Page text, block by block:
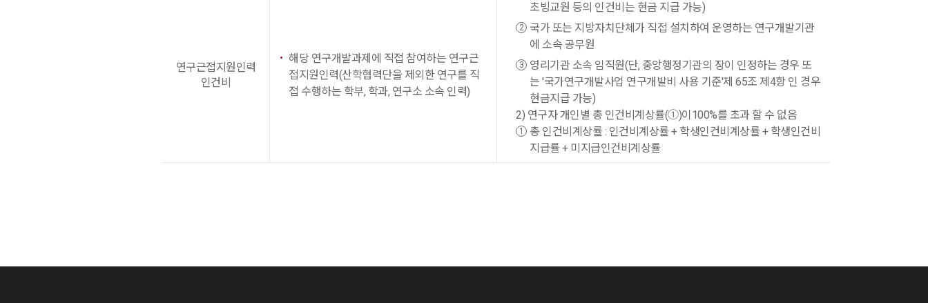
초빙교원 등의 인건비는 현금 지급 가능)
국가 또는 지방자치단체가 직접 설치하여 운영하는 연구개발기관
에 소속 공무원
영리기관 소속 임직원(단, 중앙행정기관의 장이 인정하는 경우 또
는 '국가연구개발사업 연구개발비 사용 기준'제 65조 제4항 인 경우
현금지급 가능)
2) 연구자 개인별 총 인건비계상률(①)이100%를 초과 할 수 없음
총 인건비계상률 : 인건비계상률 + 학생인건비계상률 + 학생인건비
지급률 + 미지급인건비계상률
연구근접지원인력
인건비
해당 연구개발과제에 직접 참여하는 연구근
접지원인력(산학협력단을 제외한 연구를 직
접 수행하는 학부, 학과, 연구소 소속 인력)